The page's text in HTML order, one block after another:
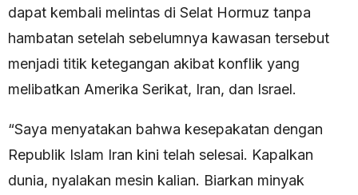
dapat kembali melintas di Selat Hormuz tanpa
hambatan setelah sebelumnya kawasan tersebut
menjadi titik ketegangan akibat konflik yang
melibatkan Amerika Serikat, Iran, dan Israel.
“Saya menyatakan bahwa kesepakatan dengan
Republik Islam Iran kini telah selesai. Kapalkan
dunia, nyalakan mesin kalian. Biarkan minyak